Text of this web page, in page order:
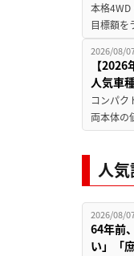
本格
目標額を
2026/08/
【
人気車
コンパク
両本体の
人
2026/08/
64年前
い」「